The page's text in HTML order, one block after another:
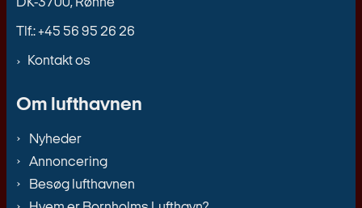
DK-3700, Rønne
Tlf.: +45 56 95 26 26
Kontakt os
Om lufthavnen
Nyheder
Annoncering
Besøg lufthavnen